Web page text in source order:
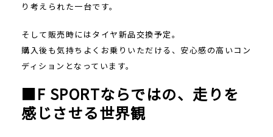
り考えられた一台です。
そして販売時にはタイヤ新品交換予定。
購入後も気持ちよくお乗りいただける、安心感の高いコン
ディションとなっています。
■F SPORTならではの、走りを
感じさせる世界観